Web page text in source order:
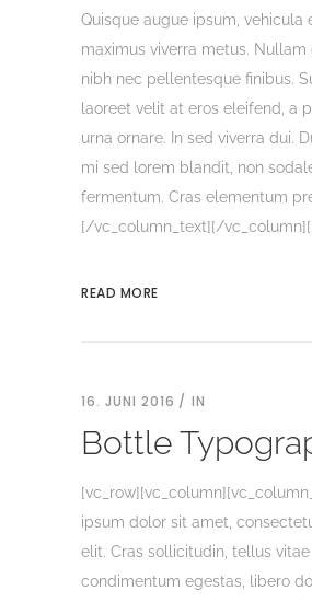
Quisque augue ipsum, vehicula
maximus viverra metus.
nibh nec pellentesque finibus.
laoreet velit at eros eleifend, a
urna ornare. In sed viverra dui.
mi sed lorem blandit, non
fermentum. Cras elementum
[/vc_column_text][/
READ MORE
16. JUNI 2016 IN
Bottle
ipsum dolor sit amet,
elit. Cras sollicitudin, tellus vitae
condimentum egestas, libero